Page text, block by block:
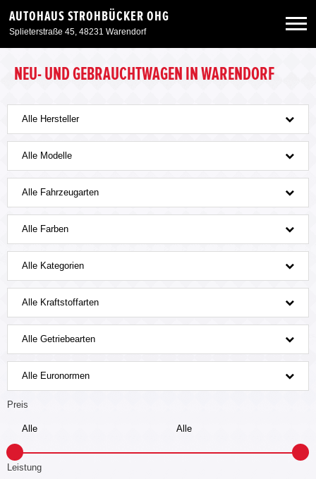
AUTOHAUS STROHBÜCKER OHG
Splieterstraße 45, 48231 Warendorf
Neuwagen
Gebrauchtwagen
Angebote
Service & Zubehör
NEU- UND GEBRAUCHTWAGEN IN WARENDORF
Alle Hersteller
Alle Modelle
Alle Fahrzeugarten
Alle Farben
Alle Kategorien
Alle Kraftstoffarten
Alle Getriebearten
Alle Euronormen
Preis
Leistung